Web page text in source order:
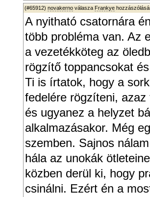
(#65912) novakerno válasza Frankye
A nyitható csatornára
több probléma van. Az
a vezetékköteg az
rögzítő toppancsokat
Ti is írtatok, hogy a
fedelére rögzíteni,
és ugyanez a helyzet
alkalmazásakor. Még
szemben. Sajnos
hála az unokák
közben derül ki, hogy
csinálni. Ezért én a